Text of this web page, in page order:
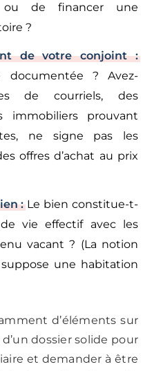
ou de financer une
?
de votre conjoint :
documentée ? Avez-
de courriels, des
immobiliers prouvant
ne signe pas les
offres d’achat au prix
:Le bien constitue-t-
vie effectif avec les
vacant ? (La notion
une habitation
d’éléments sur
dossier solide pour
et demander à être